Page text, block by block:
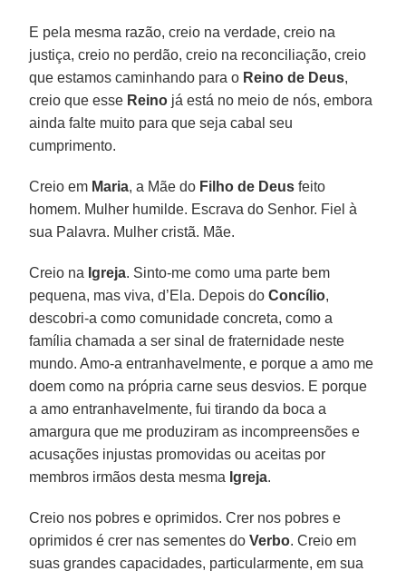
E pela mesma razão, creio na verdade, creio na
justiça, creio no perdão, creio na reconciliação, creio
que estamos caminhando para o Reino de Deus,
creio que esse Reino já está no meio de nós, embora
ainda falte muito para que seja cabal seu
cumprimento.
Creio em Maria, a Mãe do Filho de Deus feito
homem. Mulher humilde. Escrava do Senhor. Fiel à
sua Palavra. Mulher cristã. Mãe.
Creio na Igreja. Sinto-me como uma parte bem
pequena, mas viva, d’Ela. Depois doConcílio,
descobri-a como comunidade concreta, como a
família chamada a ser sinal de fraternidade neste
mundo. Amo-a entranhavelmente, e porque a amo me
doem como na própria carne seus desvios. E porque
a amo entranhavelmente, fui tirando da boca a
amargura que me produziram as incompreensões e
acusações injustas promovidas ou aceitas por
membros irmãos desta mesma Igreja.
Creio nos pobres e oprimidos. Crer nos pobres e
oprimidos é crer nas sementes doVerbo. Creio em
suas grandes capacidades, particularmente, em sua